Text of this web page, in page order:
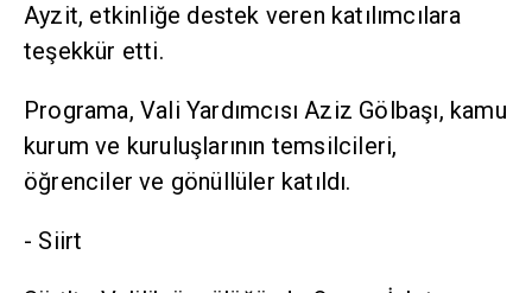
Ayzit, etkinliğe destek veren katılımcılara
teşekkür etti.
Programa, Vali Yardımcısı Aziz Gölbaşı, kamu
kurum ve kuruluşlarının temsilcileri,
öğrenciler ve gönüllüler katıldı.
- Siirt